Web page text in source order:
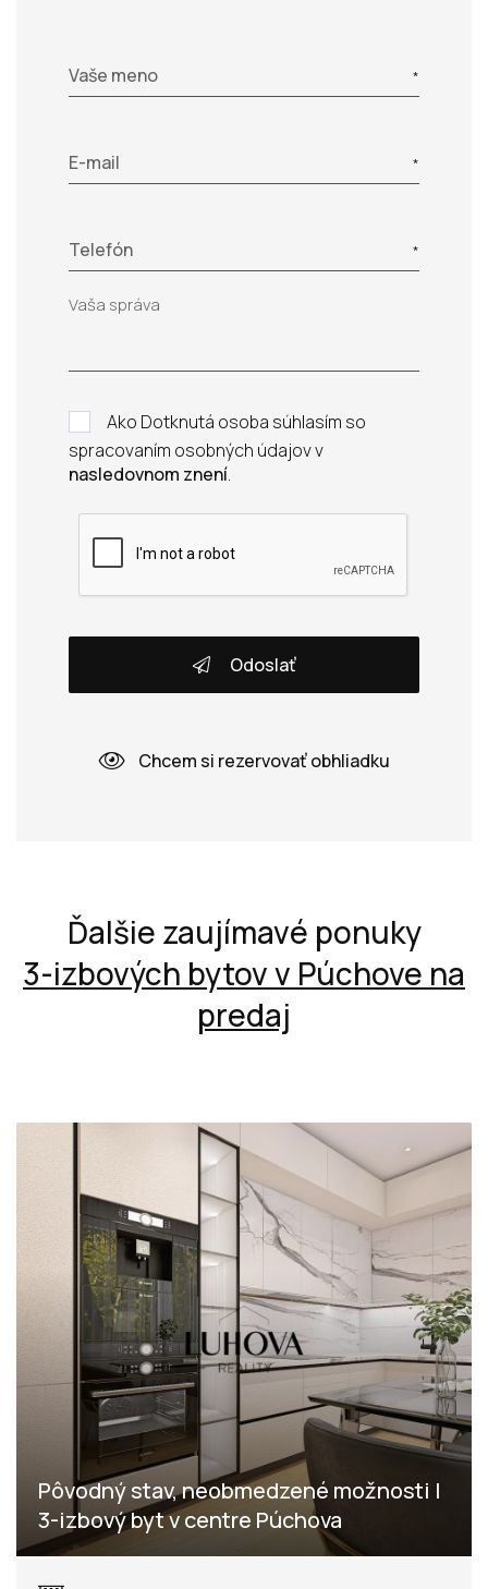
Vaše meno
E-mail
Telefón
Ako Dotknutá osoba súhlasím so
spracovaním osobných údajov v
nasledovnom znení.
Odoslať
Chcem si rezervovať obhliadku
Ďalšie zaujímavé ponuky
3-izbových bytov v Púchove na
predaj
Pôvodný stav, neobmedzené možnosti |
3-izbový byt v centre Púchova